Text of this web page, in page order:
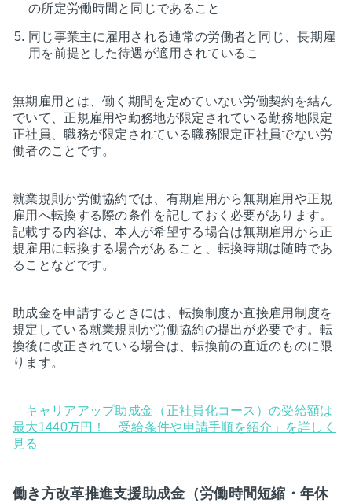
の所定労働時間と同じであること
同じ事業主に雇用される通常の労働者と同じ、長期雇
用を前提とした待遇が適用されているこ
無期雇用とは、働く期間を定めていない労働契約を結ん
でいて、正規雇用や勤務地が限定されている勤務地限定
正社員、職務が限定されている職務限定正社員でない労
働者のことです。
就業規則か労働協約では、有期雇用から無期雇用や正規
雇用へ転換する際の条件を記しておく必要があります。
記載する内容は、本人が希望する場合は無期雇用から正
規雇用に転換する場合があること、転換時期は随時であ
ることなどです。
助成金を申請するときには、転換制度か直接雇用制度を
規定している就業規則か労働協約の提出が必要です。転
換後に改正されている場合は、転換前の直近のものに限
ります。
「キャリアアップ助成金（正社員化コース）の受給額は
最大1440万円！ 受給条件や申請手順を紹介」を詳しく
見る
働き方改革推進支援助成金（労働時間短縮・年休